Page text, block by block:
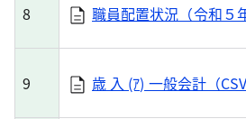
8 職員配置状況（令和５
9 歳 入 (ｱ) 一般会計（CSV